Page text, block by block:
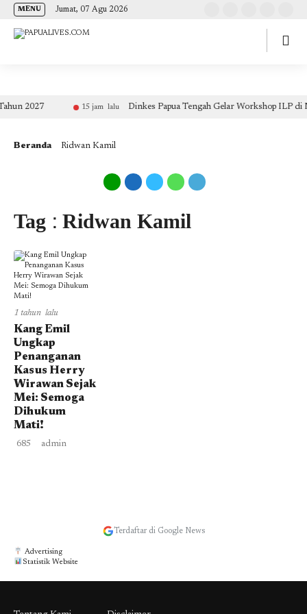
(self.SWG_BASIC = self.SWG_BASIC || []).push( basicSubscriptions => {
basicSubscriptions.init({ type: "NewsArticle", isPartOfType: ["Product"], isPartOfProductId:
MENU Jumat, 07 Agu 2026
2027 15 jam lalu Dinkes Papua Tengah Gelar Workshop ILP
Beranda Ridwan Kamil
Tag : Ridwan Kamil
1 tahun lalu
Kang Emil
Ungkap
Penanganan
Kasus Herry
Wirawan Sejak
Mei: Semoga
Dihukum
Mati!
685 admin
Terdaftar di Google News
Advertising
Statistik Website